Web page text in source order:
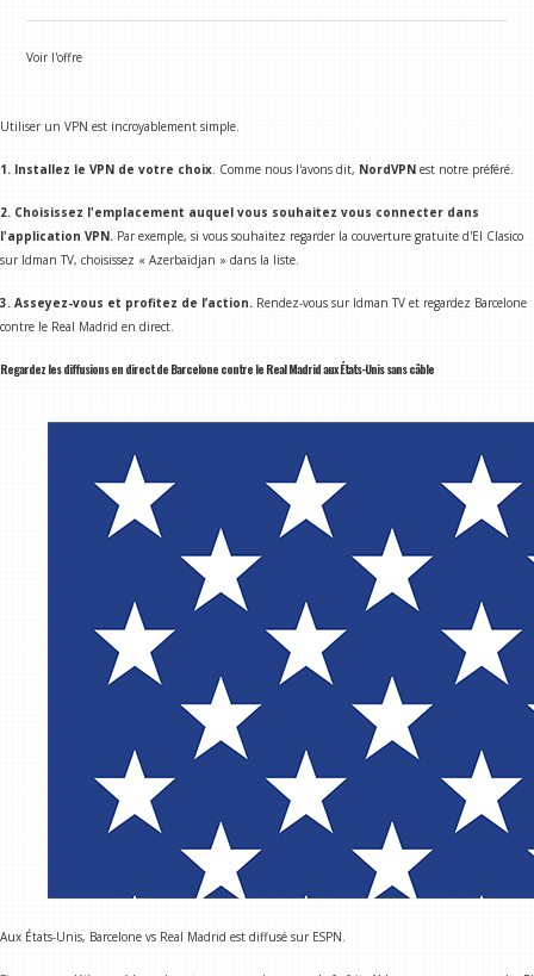
Voir l'offre
Utiliser un VPN est incroyablement simple.
1. Installez le VPN de votre choix . Comme nous l'avons dit, NordVPN est notre préféré.
2. Choisissez l'emplacement auquel vous souhaitez vous connecter dans
l'application VPN. Par exemple, si vous souhaitez regarder la couverture gratuite d'El Clasico
sur Idman TV, choisissez « Azerbaïdjan » dans la liste.
3. Asseyez-vous et profitez de l’action. Rendez-vous sur Idman TV et regardez Barcelone
contre le Real Madrid en direct.
Regardez les diffusions en direct de Barcelone contre le Real Madrid aux États-Unis sans câble
Aux États-Unis, Barcelone vs Real Madrid est diffusé sur ESPN.